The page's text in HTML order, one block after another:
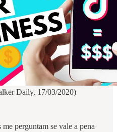
Daily, 17/03/2020)
perguntam se vale a pena